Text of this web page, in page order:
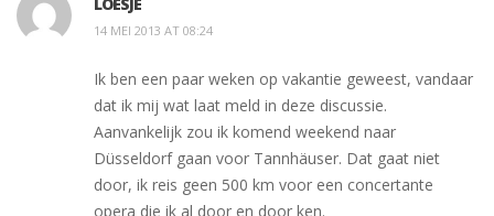
14 MEI 2013 AT 08:24
Ik ben een paar weken op vakantie geweest, vandaar
dat ik mij wat laat meld in deze discussie.
Aanvankelijk zou ik komend weekend naar
Düsseldorf gaan voor Tannhäuser. Dat gaat niet
door, ik reis geen 500 km voor een concertante
opera die ik al door en door ken.